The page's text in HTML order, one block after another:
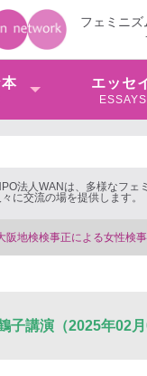
フェミニ
エッセ
ESSAYS
法人WANは、多様なフェ
に交流の場を提供します。
性的暴行事件】 ◆女性検
子講演（2025年02月